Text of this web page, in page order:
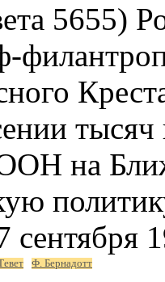
5655)
на
сентября
Ф. Бернадотт